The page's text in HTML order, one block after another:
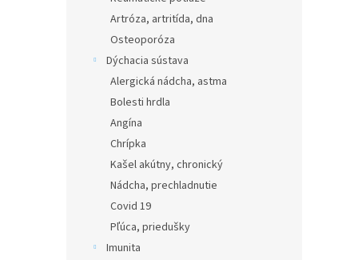
Artróza, artritída, dna
Osteoporóza
Dýchacia sústava
Alergická nádcha, astma
Bolesti hrdla
Angína
Chrípka
Kašel akútny, chronický
Nádcha, prechladnutie
Covid 19
Pľúca, priedušky
Imunita